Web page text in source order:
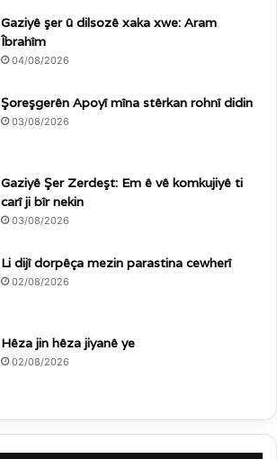
Gaziyê şer û dilsozê xaka xwe: Aram
Îbrahîm
04/08/2026
Şoreşgerên Apoyî mîna stêrkan rohnî didin
03/08/2026
Gaziyê Şer Zerdeşt: Em ê vê komkujiyê ti
carî ji bîr nekin
03/08/2026
Li dijî dorpêça mezin parastina cewherî
02/08/2026
Hêza jin hêza jiyanê ye
02/08/2026